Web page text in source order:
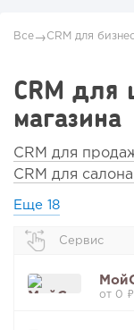
Все→CRM для
CRM для
магазина
CRM для
CRM для
Еще 18
Сервис
от 0 ₽